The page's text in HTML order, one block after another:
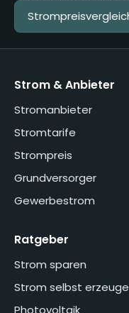
Strom & Anbieter
Stromanbieter
Stromtarife
Strompreis
Grundversorger
Gewerbestrom
Ratgeber
Strom sparen
Strom selbst
Photovoltaik